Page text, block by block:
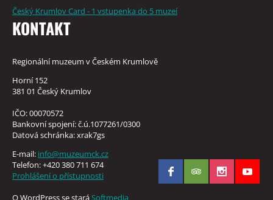
Český Krumlov Card - 1 vstupenka do 5 muzeí
KONTAKT
Regionální muzeum v Českém Krumlově
Horní 152
381 01 Český Krumlov
IČO: 00070572
Bankovní spojení: č.ú.1077261/0300
Datová schránka: xrak7gs
E-mail: info@muzeumck.cz
Telefon: +420 380 711 674
Prohlášení o přístupnosti
O WordPress se staráSoftmedia